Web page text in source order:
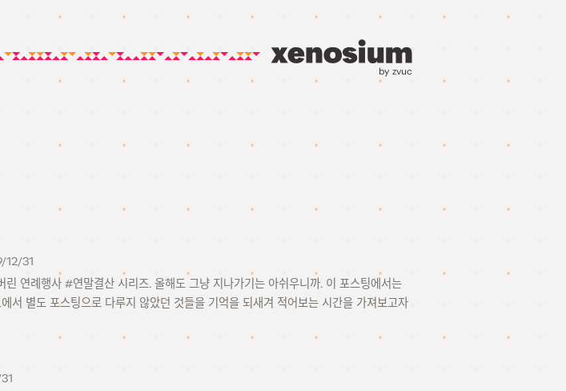
by zvuc
12/31
연례행사 #연말결산 시리즈. 올해도 그냥 지나가기는 아쉬우니까. 이 포스팅에서는
서 별도 포스팅으로 다루지 않았던 것들을 기억을 되새겨 적어보는 시간을 가져보고자